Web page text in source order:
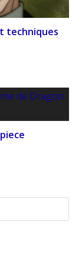
techniques